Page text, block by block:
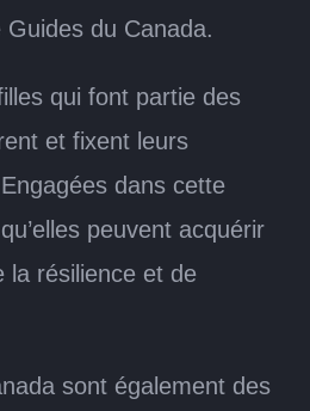
du Canada.
qui font partie des
et fixent leurs
dans cette
peuvent acquérir
la résilience et de
sont également des